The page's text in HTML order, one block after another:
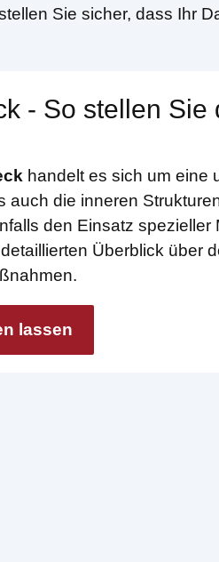
Sie sicher, dass Ihr
- So stellen
handelt es sich um eine
auch die inneren
den Einsatz
Überblick über
lassen